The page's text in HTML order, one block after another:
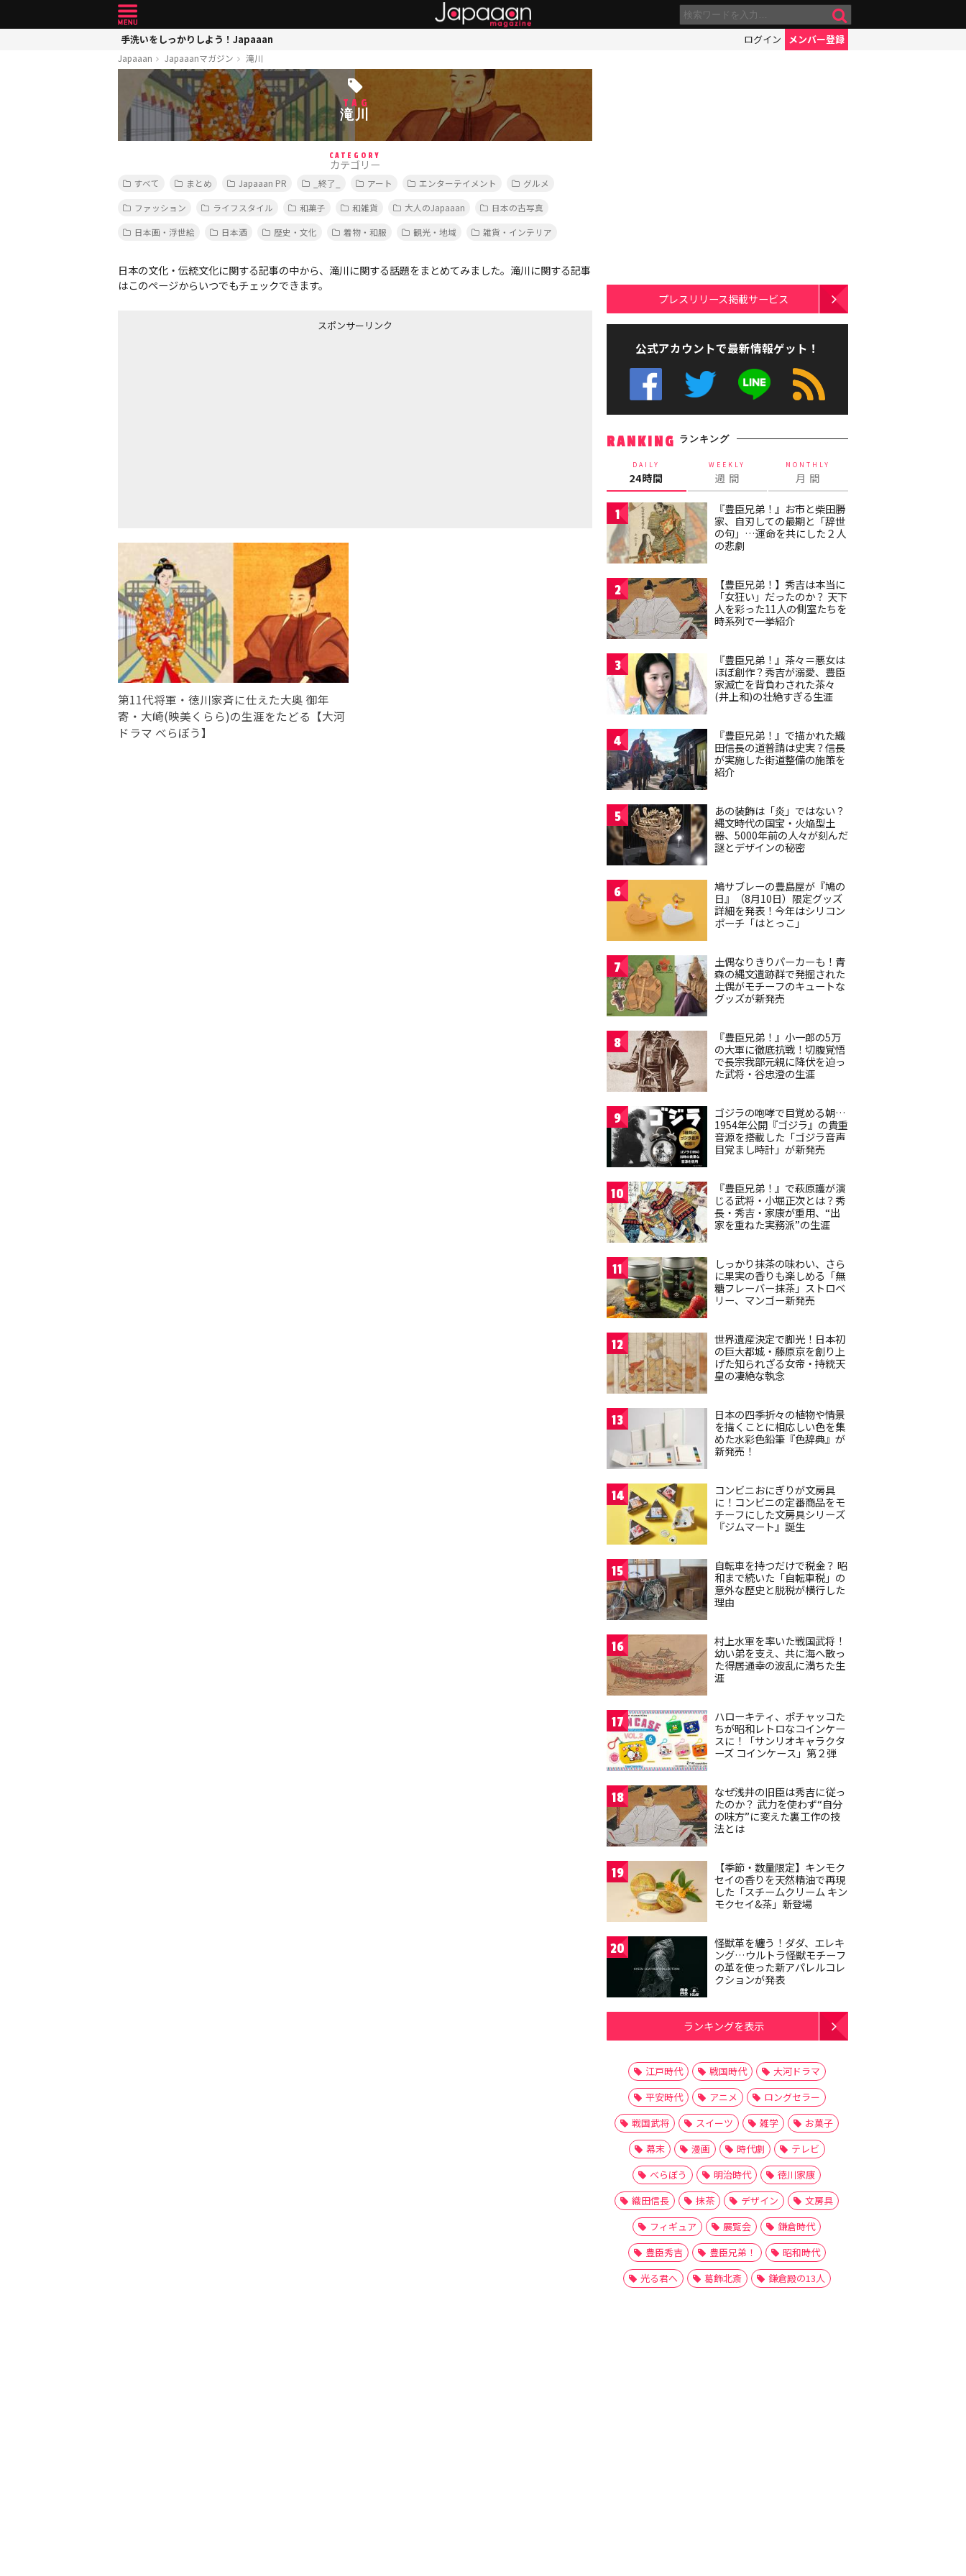
手洗いをしっかりしよう！Japaaan ログイン メンバー登録
Japaaan Japaaanマガジン 滝川
TAG
滝川
CATEGORY
カテゴリー
すべて まとめ Japaaan PR _終了_ アート エンターテイメント
グルメ
ファッション
ライフスタイル 和菓子 和雑貨 大人のJapaaan
日本の古写真
日本画・浮世絵
日本酒 歴史・文化 着物・和服 観光・地域 雑貨・インテリア
日本の文化・伝統文化に関する記事の中から、滝川に関する話題をまとめてみました。滝川に関する記事
はこのページからいつでもチェックできます。
スポンサーリンク
第11代将軍・徳川家斉に仕えた大奥 御年
寄・大崎(映美くらら)の生涯をたどる【大河
ドラマ べらぼう】
プレスリリース掲載サービス
公式アカウントで最新情報ゲット！
RANKING ランキング
DAILY
24時間
WEEKLY
週 間
MONTHLY
月 間
1
『豊臣兄弟！』お市と柴田勝
家、自刃しての最期と「辞世
の句」…運命を共にした２人
の悲劇
2
【豊臣兄弟！】秀吉は本当に
「女狂い」だったのか？ 天下
人を彩った11人の側室たちを
時系列で一挙紹介
3
『豊臣兄弟！』茶々＝悪女は
ほぼ創作？秀吉が溺愛、豊臣
家滅亡を背負わされた茶々
(井上和)の壮絶すぎる生涯
4
『豊臣兄弟！』で描かれた織
田信長の道普請は史実？信長
が実施した街道整備の施策を
紹介
5
あの装飾は「炎」ではない？
縄文時代の国宝・火焔型土
器、5000年前の人々が刻んだ
謎とデザインの秘密
6
鳩サブレーの豊島屋が『鳩の
日』（8月10日）限定グッズ
詳細を発表！今年はシリコン
ポーチ「はとっこ」
7
土偶なりきりパーカーも！青
森の縄文遺跡群で発掘された
土偶がモチーフのキュートな
グッズが新発売
8
『豊臣兄弟！』小一郎の5万
の大軍に徹底抗戦！切腹覚悟
で長宗我部元親に降伏を迫っ
た武将・谷忠澄の生涯
9
ゴジラの咆哮で目覚める朝…
1954年公開『ゴジラ』の貴重
音源を搭載した「ゴジラ音声
目覚まし時計」が新発売
10
『豊臣兄弟！』で萩原護が演
じる武将・小堀正次とは？秀
長・秀吉・家康が重用、“出
家を重ねた実務派”の生涯
11
しっかり抹茶の味わい、さら
に果実の香りも楽しめる「無
糖フレーバー抹茶」ストロベ
リー、マンゴー新発売
12
世界遺産決定で脚光！日本初
の巨大都城・藤原京を創り上
げた知られざる女帝・持統天
皇の凄絶な執念
13
日本の四季折々の植物や情景
を描くことに相応しい色を集
めた水彩色鉛筆『色辞典』が
新発売！
14
コンビニおにぎりが文房具
に！コンビニの定番商品をモ
チーフにした文房具シリーズ
『ジムマート』誕生
15
自転車を持つだけで税金？ 昭
和まで続いた「自転車税」の
意外な歴史と脱税が横行した
理由
16
村上水軍を率いた戦国武将！
幼い弟を支え、共に海へ散っ
た得居通幸の波乱に満ちた生
涯
17
ハローキティ、ポチャッコた
ちが昭和レトロなコインケー
スに！「サンリオキャラクタ
ーズ コインケース」第２弾
18
なぜ浅井の旧臣は秀吉に従っ
たのか？ 武力を使わず“自分
の味方”に変えた裏工作の技
法とは
19
【季節・数量限定】キンモク
セイの香りを天然精油で再現
した「スチームクリーム キン
モクセイ&茶」新登場
20
怪獣革を纏う！ダダ、エレキ
ング…ウルトラ怪獣モチーフ
の革を使った新アパレルコレ
クションが発表
ランキングを表示
江戸時代 戦国時代
大河ドラマ
平安時代
アニメ
ロングセラー
戦国武将
スイーツ 雑学
お菓子
幕末
漫画 時代劇
テレビ
べらぼう
明治時代
徳川家康
織田信長
抹茶 デザイン
文房具
フィギュア
展覧会
鎌倉時代
豊臣秀吉
豊臣兄弟！
昭和時代
光る君へ
葛飾北斎 鎌倉殿の13人